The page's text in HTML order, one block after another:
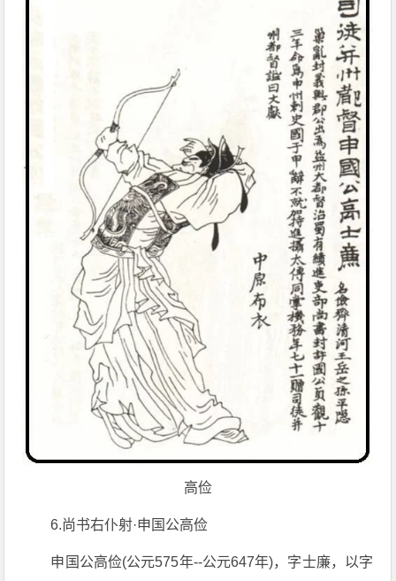
高俭
6.尚书右仆射·申国公高俭
申国公高俭(公元575年--公元647年)，字士廉，以字